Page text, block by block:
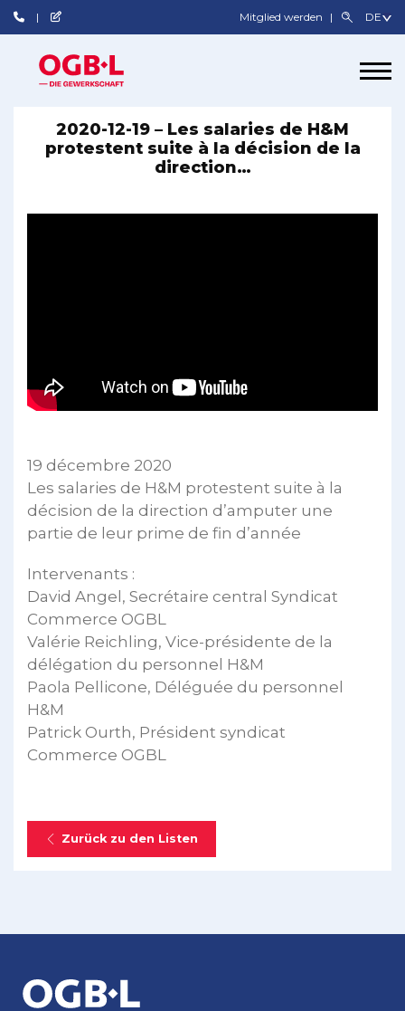
Mitglied werden
2020-12-19 – Les salaries de H&M
protestent suite à la décision de la
direction…
19 décembre 2020
Les salaries de H&M protestent suite à la
décision de la direction d’amputer une
partie de leur prime de fin d’année
Intervenants :
David Angel, Secrétaire central Syndicat
Commerce OGBL
Valérie Reichling, Vice-présidente de la
délégation du personnel H&M
Paola Pellicone, Déléguée du personnel
H&M
Patrick Ourth, Président syndicat
Commerce OGBL
Zurück zu den Listen